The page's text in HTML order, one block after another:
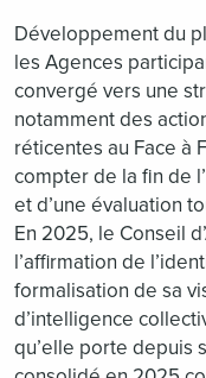
Développement du
les Agences
convergé vers une
notamment des
réticentes au Face à
compter de la fin de
et d’une évaluation
En 2025, le Conseil
l’affirmation de
formalisation de sa
d’intelligence
qu’elle porte depuis